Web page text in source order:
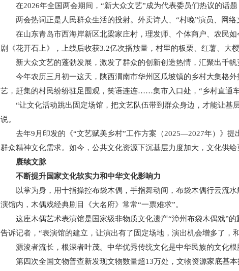
在2026年全国两会期间，“新大众文艺”成为代表委员们热议的话题
两会热词正是人民群众生活的投射。外卖诗人、“村晚”演员、网络
在山东青岛市西海岸新区北梁家庄村，理发师、个体商户、农民如
剧《花开石上》，上线后收获3.2亿次播放量，村里的板栗、红薯、大樱
新大众文艺的蓬勃发展，激发了群众的创新创造热情，汇聚出千帆
今年农历三月初一这天，陕西渭南市华州区瓜坡镇的乡村大集格外
艺，赶集的村民纷纷驻足围观，笑语连连……集市入口处，“乡村直通
“让文化活动跳出固定场馆，把文艺队伍带到群众身边，才能让基
说。
去年9月印发的《“文艺赋美乡村”工作方案（2025—2027年）》提
群众精神文化需求。如今，公共文化资源下沉基层力度加大，文化供
赓续文脉
不断提升国家文化软实力和中华文化影响力
以掌为身，用十指操控布袋木偶，手指舞动间，布袋木偶行云流水
演馆内，木偶戏经典剧目《大名府》常常“一票难求”。
这座木偶艺术表演馆是国家级非物质文化遗产“漳州布袋木偶戏”的
告诉记者，“表演馆的建立，让演出有了固定场地，演出机会增多了，
源浚者流长，根深者叶茂。中华优秀传统文化是中华民族的文化根
第四次全国文物普查新发现文物数量超13万处，文物资源家底基本